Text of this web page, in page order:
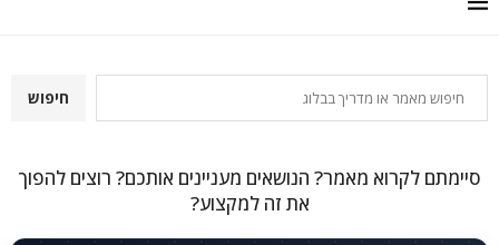
חיפוש
סיימתם לקרוא מאמר? הנושאים מעניינים אותכם? רוצים להפוך
את זה למקצוע?